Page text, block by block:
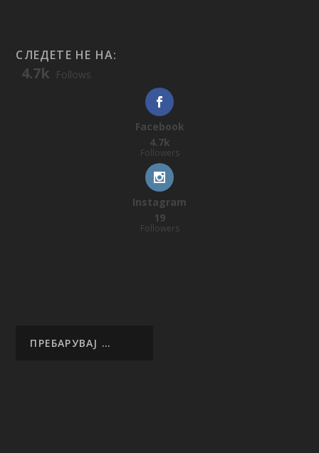
СЛЕДЕТЕ НЕ НА:
4.7k Follows
Facebook
4.7k
Followers
Instagram
19
Followers